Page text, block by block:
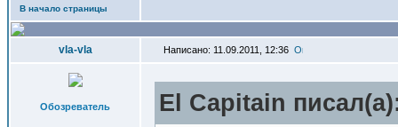
В начало страницы
vla-vla Написано: 11.09.2011, 12:36
Обозреватель El Capitain